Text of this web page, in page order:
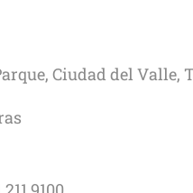
Ciudad del Valle,